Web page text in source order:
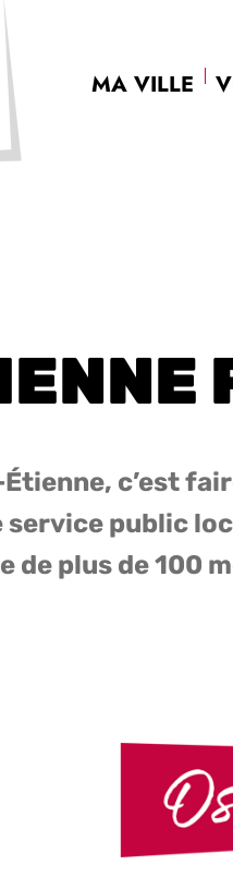
MA VILLE
c’est
service public
de plus de 100